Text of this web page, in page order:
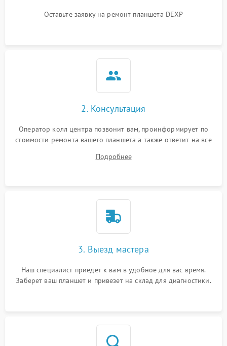
Оставьте заявку на ремонт планшета DEXP
2. Консультация
Оператор колл центра позвонит вам, проинформирует по
стоимости ремонта вашего планшета а также ответит на все
Подробнее
3. Выезд мастера
Наш специалист приедет к вам в удобное для вас время.
Заберет ваш планшет и привезет на склад для диагностики.